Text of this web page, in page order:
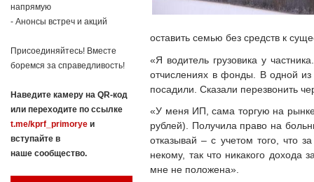
напрямую
- Анонсы встреч и акций
Присоединяйтесь! Вместе
боремся за справедливость!
Наведите камеру на QR-код
или переходите по ссылке
t.me/kprf_primorye и
вступайте в
наше сообщество.
оставить семью без средств к
«Я водитель грузовика у
отчислениях в фонды. В одной
посадили. Сказали перезвонить
«У меня ИП, сама торгую на
рублей). Получила право на
отказывай – с учетом того, что
некому, так что никакого дохода
мне не положена».